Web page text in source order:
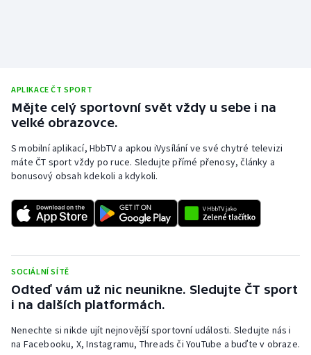
APLIKACE ČT SPORT
Mějte celý sportovní svět vždy u sebe i na
velké obrazovce.
S mobilní aplikací, HbbTV a apkou iVysílání ve své chytré televizi
máte ČT sport vždy po ruce. Sledujte přímé přenosy, články a
bonusový obsah kdekoli a kdykoli.
SOCIÁLNÍ SÍTĚ
Odteď vám už nic neunikne. Sledujte ČT sport
i na dalších platformách.
Nenechte si nikde ujít nejnovější sportovní události. Sledujte nás i
na Facebooku, X, Instagramu, Threads či YouTube a buďte v obraze.